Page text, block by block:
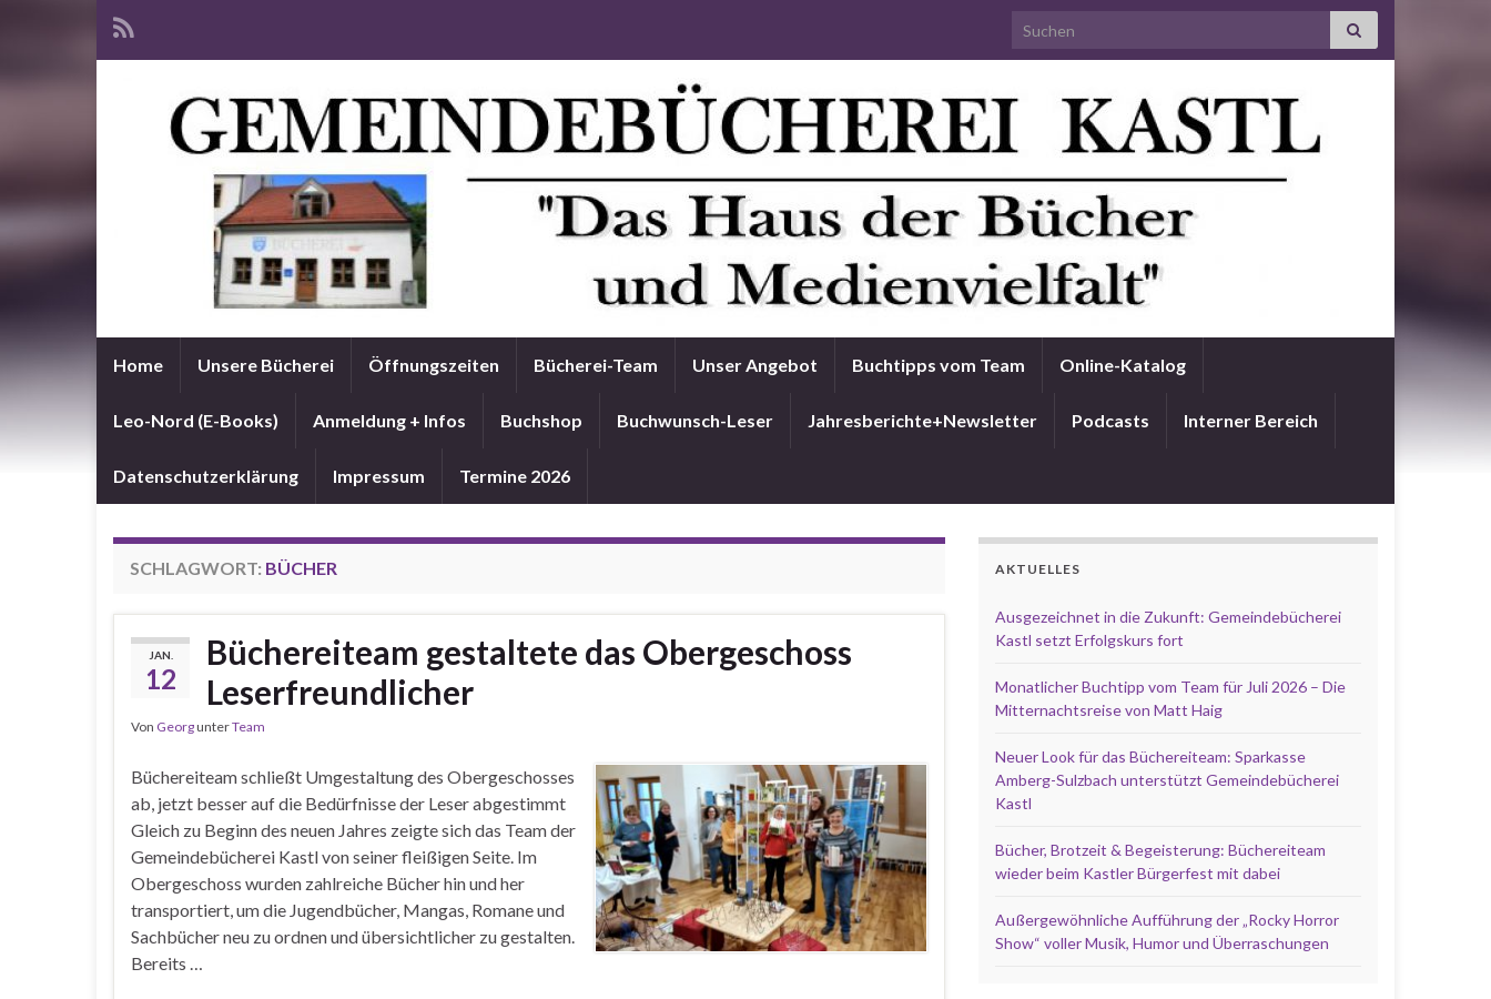
Search for:
Home Unsere Bücherei Öffnungszeiten Bücherei-Team Unser Angebot Buchtipps vom Team Online-Katalog
Leo-Nord (E-Books) Anmeldung + Infos Buchshop Buchwunsch-Leser Jahresberichte+Newsletter Podcasts Interner Bereich
Datenschutzerklärung Impressum Termine 2026
SCHLAGWORT: BÜCHER
JAN.
12
Büchereiteam gestaltete das Obergeschoss
Leserfreundlicher
Von GeorgunterTeam
Büchereiteam schließt Umgestaltung des Obergeschosses
ab, jetzt besser auf die Bedürfnisse der Leser abgestimmt
Gleich zu Beginn des neuen Jahres zeigte sich das Team der
Gemeindebücherei Kastl von seiner fleißigen Seite. Im
Obergeschoss wurden zahlreiche Bücher hin und her
transportiert, um die Jugendbücher, Mangas, Romane und
Sachbücher neu zu ordnen und übersichtlicher zu gestalten.
Bereits …
AKTUELLES
Ausgezeichnet in die Zukunft: Gemeindebücherei
Kastl setzt Erfolgskurs fort
Monatlicher Buchtipp vom Team für Juli 2026 – Die
Mitternachtsreise von Matt Haig
Neuer Look für das Büchereiteam: Sparkasse
Amberg-Sulzbach unterstützt Gemeindebücherei
Kastl
Bücher, Brotzeit & Begeisterung: Büchereiteam
wieder beim Kastler Bürgerfest mit dabei
Außergewöhnliche Aufführung der „Rocky Horror
Show“ voller Musik, Humor und Überraschungen